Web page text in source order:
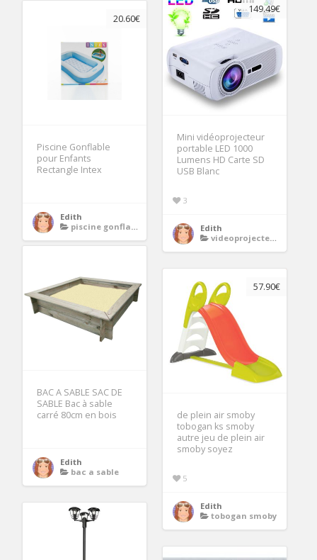
149.49€
Mini vidéoprojecteur
portable LED 1000
Lumens HD Carte SD
USB Blanc
3
Edith
videoprojecteur portable
20.60€
Piscine Gonflable
pour Enfants
Rectangle Intex
Edith
piscine gonflable enfant
BAC A SABLE SAC DE
SABLE Bac à sable
carré 80cm en bois
Edith
bac a sable
57.90€
de plein air smoby
tobogan ks smoby
autre jeu de plein air
smoby soyez
5
Edith
tobogan smoby